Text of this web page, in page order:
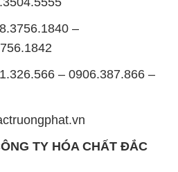
từ 8h đến 11h – Buổi